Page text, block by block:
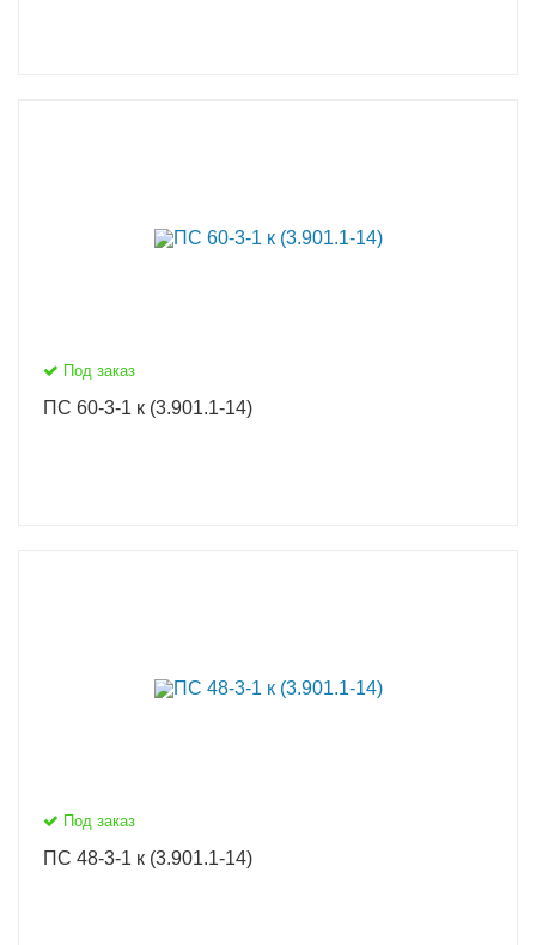
Под заказ
ПС 60-3-1 к (3.901.1-14)
Под заказ
ПС 48-3-1 к (3.901.1-14)